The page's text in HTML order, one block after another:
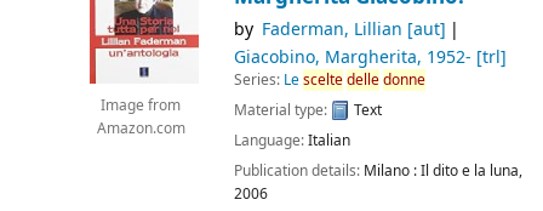
Image from
Amazon.com
by Faderman, Lillian [aut]
Giacobino, Margherita, 1952- [trl]
Series: Lesceltedelledonne
Material type:
Text
Language:Italian
Publication details: Milano :Il dito e la luna,
2006